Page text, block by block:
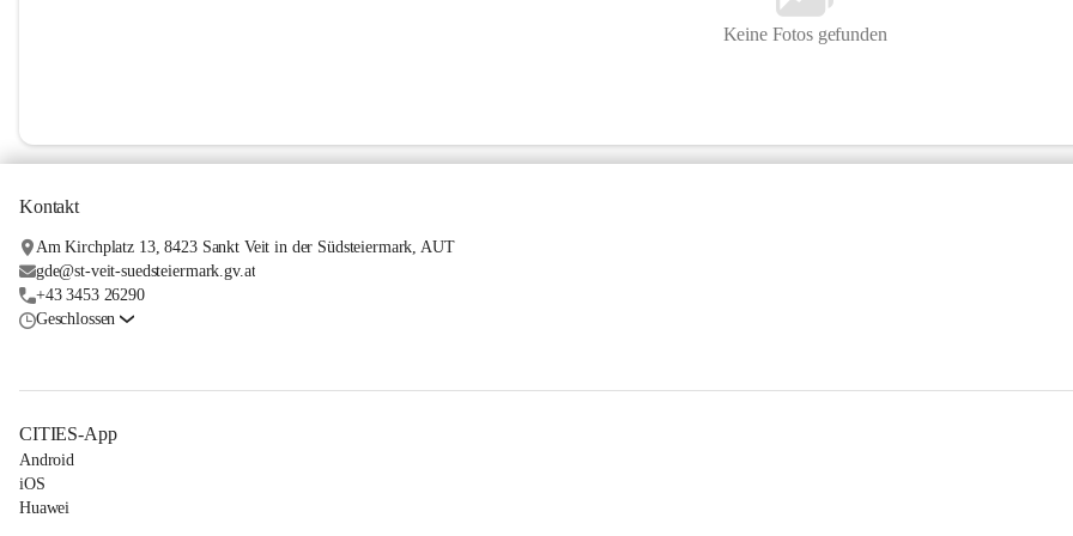
Keine Fotos gefunden
Kontakt
Am Kirchplatz 13, 8423 Sankt Veit in der Südsteiermark, AUT
gde@st-veit-suedsteiermark.gv.at
+43 3453 26290
Geschlossen
CITIES-App
Android
iOS
Huawei